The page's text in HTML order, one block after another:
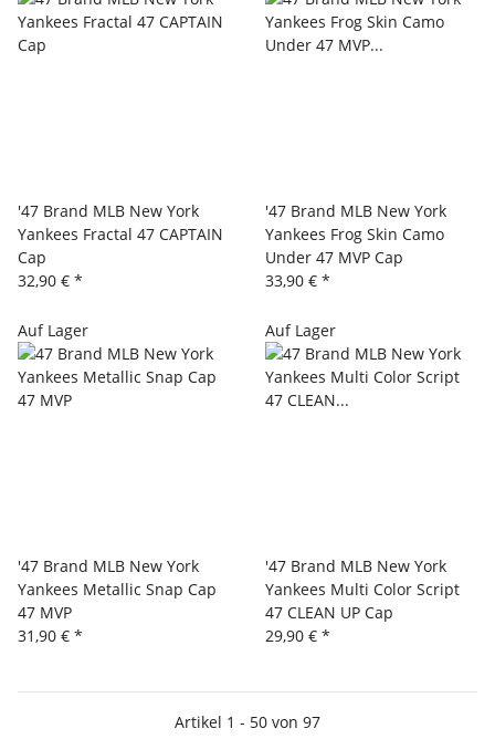
'47 Brand MLB New York
Yankees Fractal 47 CAPTAIN
Cap
32,90 € *
'47 Brand MLB New York
Yankees Frog Skin Camo
Under 47 MVP Cap
33,90 € *
Auf Lager
'47 Brand MLB New York
Yankees Metallic Snap Cap
47 MVP
31,90 € *
Auf Lager
'47 Brand MLB New York
Yankees Multi Color Script
47 CLEAN UP Cap
29,90 € *
Artikel 1 - 50 von 97